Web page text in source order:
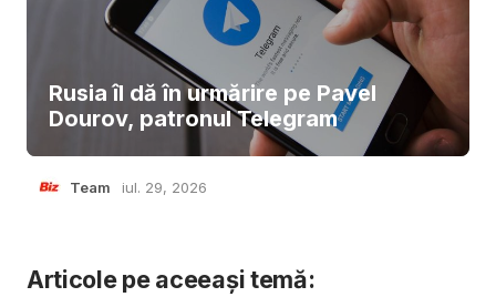
Rusia îl dă în urmărire pe Pavel
Dourov, patronul Telegram
Team iul. 29, 2026
Articole pe aceeași temă: